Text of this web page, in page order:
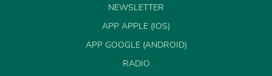
NEWSLETTER
APP APPLE (IOS)
APP GOOGLE (ANDROID)
RADIO